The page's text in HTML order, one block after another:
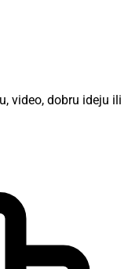
video, dobru ideju ili